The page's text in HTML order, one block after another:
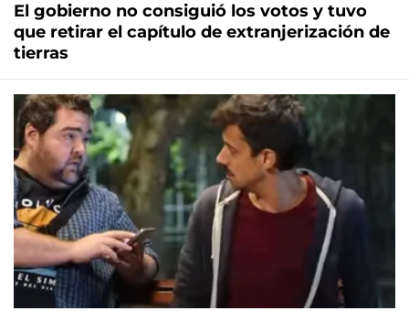
El gobierno no consiguió los votos y tuvo
que retirar el capítulo de extranjerización de
tierras